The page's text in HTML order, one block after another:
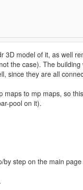
3D model of it, as well
the case). The
since they are all
maps to mp maps, so
pool on it).
by step on the main page